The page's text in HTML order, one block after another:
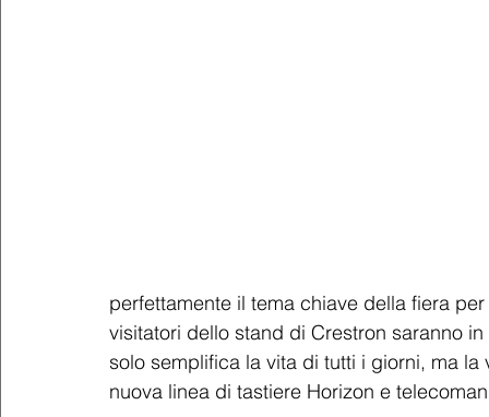
perfettamente il tema chiave della fiera
visitatori dello stand di Crestron saranno
solo semplifica la vita di tutti i giorni, ma
nuova linea di tastiere Horizon e